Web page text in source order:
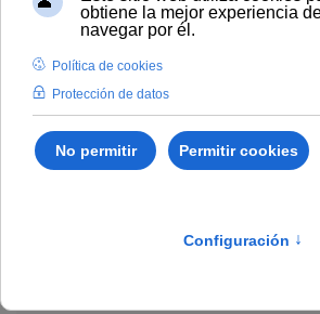
Explorar el catálogo
Dónde comprar